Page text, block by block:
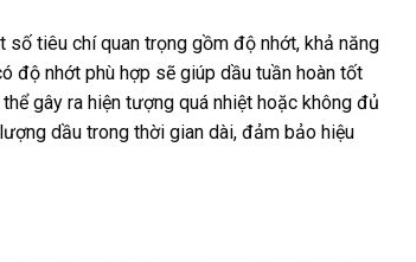
tiêu chí quan trọng gồm độ nhớt, khả năng
độ nhớt phù hợp sẽ giúp dầu tuần hoàn tốt
gây ra hiện tượng quá nhiệt hoặc không đủ
dầu trong thời gian dài, đảm bảo hiệu